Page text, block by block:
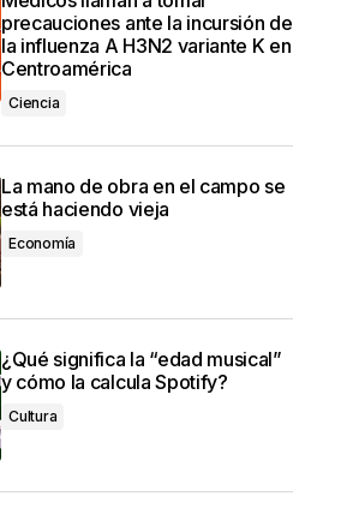
precauciones ante la incursión de
la influenza A H3N2 variante K en
Centroamérica
Ciencia
La mano de obra en el campo se
está haciendo vieja
Economía
¿Qué significa la “edad musical”
y cómo la calcula Spotify?
Cultura